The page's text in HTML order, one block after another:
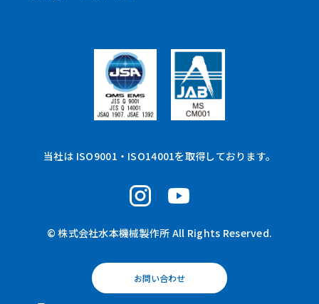
お問い合わせ
当社は ISO9001・ISO14001を取得しております。
© 株式会社水本機械製作所 All Rights Reserved.